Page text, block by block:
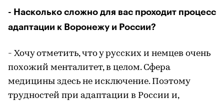
- Насколько сложно для вас проходит процесс
адаптации к Воронежу и России?
- Хочу отметить, что у русских и немцев очень
похожий менталитет, в целом. Сфера
медицины здесь не исключение. Поэтому
трудностей при адаптации в России и,